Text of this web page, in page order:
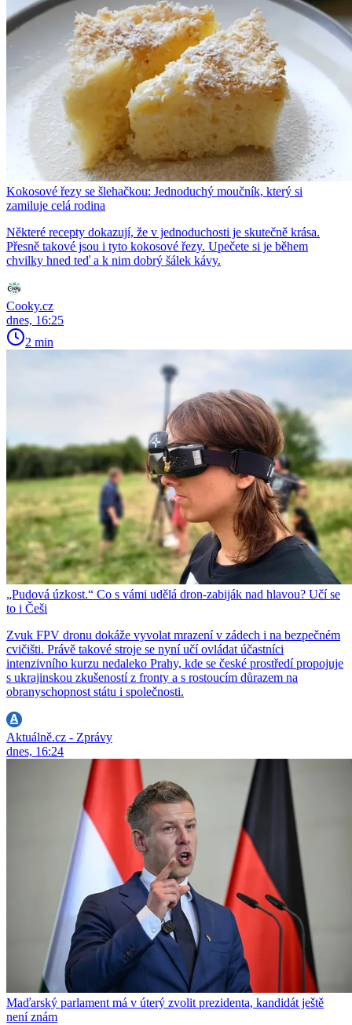
Kokosové řezy se šlehačkou: Jednoduchý moučník, který si
zamiluje celá rodina
Některé recepty dokazují, že v jednoduchosti je skutečně krása.
Přesně takové jsou i tyto kokosové řezy. Upečete si je během
chvilky hned teď a k nim dobrý šálek kávy.
Cooky.cz
dnes, 16:25
2 min
„Pudová úzkost.“ Co s vámi udělá dron-zabiják nad hlavou? Učí se
to i Češi
Zvuk FPV dronu dokáže vyvolat mrazení v zádech i na bezpečném
cvičišti. Právě takové stroje se nyní učí ovládat účastníci
intenzivního kurzu nedaleko Prahy, kde se české prostředí propojuje
s ukrajinskou zkušeností z fronty a s rostoucím důrazem na
obranyschopnost státu i společnosti.
Aktuálně.cz - Zprávy
dnes, 16:24
Maďarský parlament má v úterý zvolit prezidenta, kandidát ještě
není znám